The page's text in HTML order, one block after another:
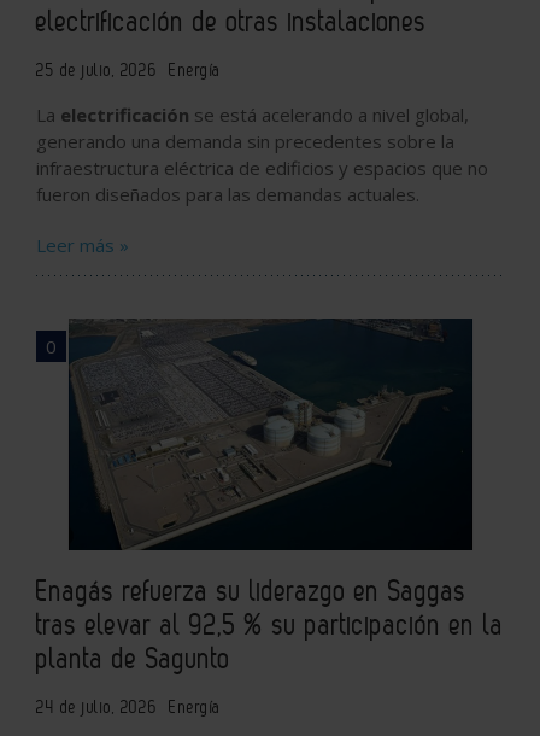
electrificación de otras instalaciones
25 de julio, 2026 Energía
La electrificación se está acelerando a nivel global,
generando una demanda sin precedentes sobre la
infraestructura eléctrica de edificios y espacios que no
fueron diseñados para las demandas actuales.
Leer más »
0
Enagás refuerza su liderazgo en Saggas
tras elevar al 92,5 % su participación en la
planta de Sagunto
24 de julio, 2026 Energía